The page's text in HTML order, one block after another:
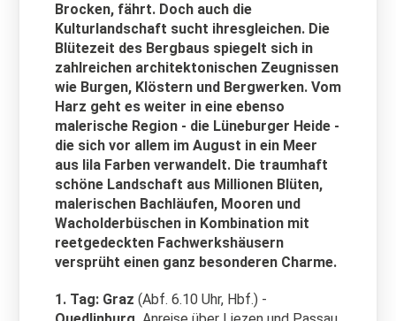
Brocken, fährt. Doch auch die
Kulturlandschaft sucht ihresgleichen. Die
Blütezeit des Bergbaus spiegelt sich in
zahlreichen architektonischen Zeugnissen
wie Burgen, Klöstern und Bergwerken. Vom
Harz geht es weiter in eine ebenso
malerische Region - die Lüneburger Heide -
die sich vor allem im August in ein Meer
aus lila Farben verwandelt. Die traumhaft
schöne Landschaft aus Millionen Blüten,
malerischen Bachläufen, Mooren und
Wacholderbüschen in Kombination mit
reetgedeckten Fachwerkshäusern
versprüht einen ganz besonderen Charme.
1. Tag: Graz (Abf. 6.10 Uhr, Hbf.) -